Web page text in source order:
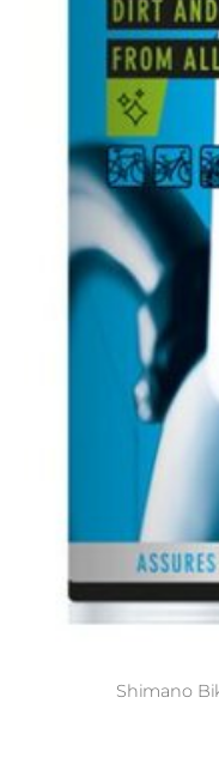
Shimano